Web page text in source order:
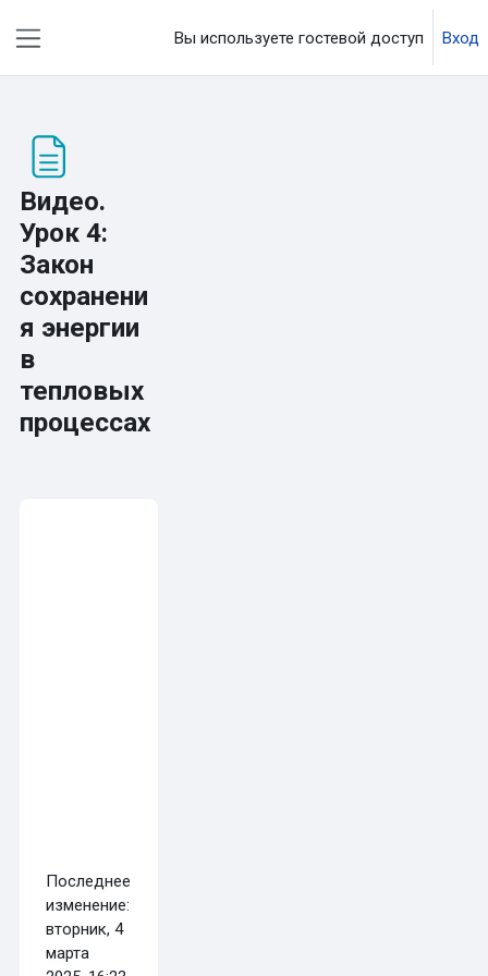
Вы используете гостевой доступ Вход
Видео.
Урок 4:
Закон
сохранени
я энергии
в
тепловых
процессах
Последнее
изменение:
вторник, 4
марта